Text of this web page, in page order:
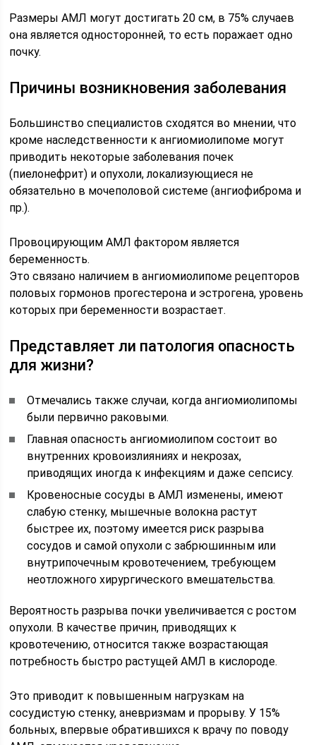
Размеры АМЛ могут достигать 20 см, в 75% случаев
она является односторонней, то есть поражает одно
почку.
Причины возникновения заболевания
Большинство специалистов сходятся во мнении, что
кроме наследственности к ангиомиолипоме могут
приводить некоторые заболевания почек
(пиелонефрит) и опухоли, локализующиеся не
обязательно в мочеполовой системе (ангиофиброма и
пр.).
Провоцирующим АМЛ фактором является
беременность.
Это связано наличием в ангиомиолипоме рецепторов
половых гормонов прогестерона и эстрогена, уровень
которых при беременности возрастает.
Представляет ли патология опасность
для жизни?
Отмечались также случаи, когда ангиомиолипомы
были первично раковыми.
Главная опасность ангиомиолипом состоит во
внутренних кровоизлияниях и некрозах,
приводящих иногда к инфекциям и даже сепсису.
Кровеносные сосуды в АМЛ изменены, имеют
слабую стенку, мышечные волокна растут
быстрее их, поэтому имеется риск разрыва
сосудов и самой опухоли с забрюшинным или
внутрипочечным кровотечением, требующем
неотложного хирургического вмешательства.
Вероятность разрыва почки увеличивается с ростом
опухоли. В качестве причин, приводящих к
кровотечению, относится также возрастающая
потребность быстро растущей АМЛ в кислороде.
Это приводит к повышенным нагрузкам на
сосудистую стенку, аневризмам и прорыву. У 15%
больных, впервые обратившихся к врачу по поводу